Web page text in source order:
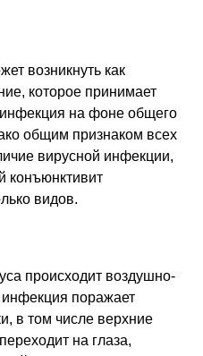
возникнуть как
которое принимает
на фоне общего
общим признаком всех
вирусной инфекции,
конъюнктивит
видов.
происходит воздушно-
поражает
в том числе верхние
на глаза,